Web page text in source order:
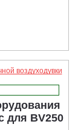
для BV250